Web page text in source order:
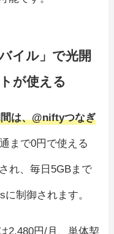
イル」で光開
が使える
は、@niftyつなぎ
まで0円で使える
れ、毎日5GBまで
制御されます。
2,480円/月、単体契